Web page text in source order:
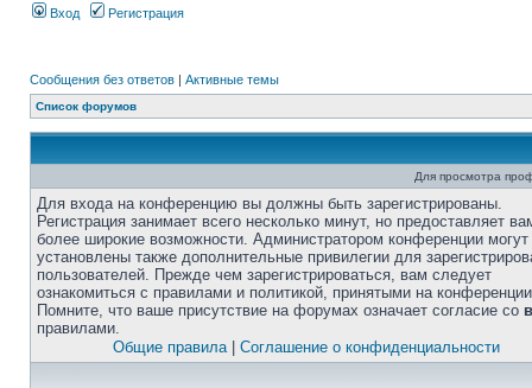
Вход Регистрация
Сообщения без ответов | Активные темы
Список форумов
Для просмотра
Для входа на конференцию вы должны быть зарегистрированы.
Регистрация занимает всего несколько минут, но предоставляет
более широкие возможности. Администратором конференции
установлены также дополнительные привилегии для
пользователей. Прежде чем зарегистрироваться, вам следует
ознакомиться с правилами и политикой, принятыми на
Помните, что ваше присутствие на форумах означает согласие со
правилами.
Общие правила| Соглашение о конфиденциальности